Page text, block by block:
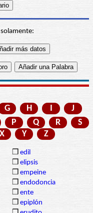
G H I
J
P Q R
S
X Y Z
❒ edil
❒ elipsis
❒ empeine
❒ endodoncia
❒ ente
❒ epiplón